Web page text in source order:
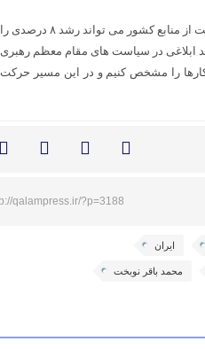
سخنگوی دولت با بیان اینکه استفاده درست از منابع کشور می تواند رشد ۸ درصدی را
در سیاست های مقام معظم رهبری
را مشخص کنیم و در این مسیر حرکت
qalampress.ir/?p=3188
ایران
محمد باقر نوبخت